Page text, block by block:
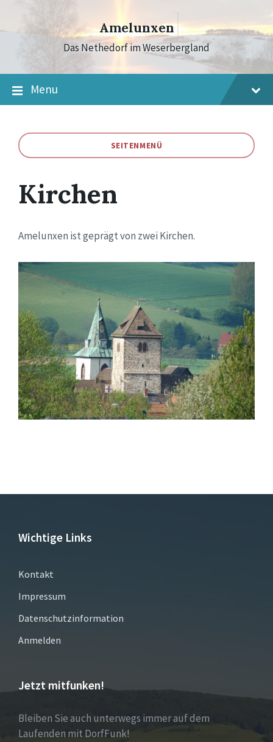
content
main
footer
Amelunxen
Das Nethedorf im Weserbergland
Menu
SEITENMENÜ
Kirchen
Amelunxen ist geprägt von zwei Kirchen.
Wichtige Links
Kontakt
Impressum
Datenschutzinformation
Anmelden
Jetzt mitfunken!
Bleiben Sie auch unterwegs immer auf dem
Laufenden mit DorfFunk!